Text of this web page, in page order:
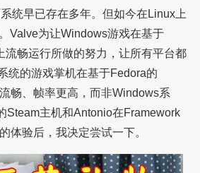
统早已存在多年。但如今在Linux上
Valve为让Windows游戏在基于
流畅运行所做的努力，让所有平台都
统的游戏掌机在基于Fedora的
畅、帧率更高，而非Windows系
Steam主机和Antonio在Framework
体验后，我决定尝试一下。